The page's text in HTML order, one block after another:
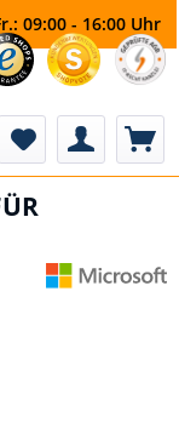
09:00 - 16:00 Uhr